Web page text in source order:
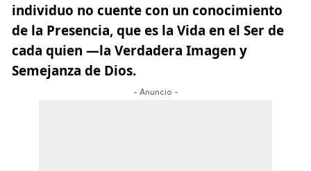
individuo no cuente con un conocimiento
de la Presencia, que es la Vida en el Ser de
cada quien —la Verdadera Imagen y
Semejanza de Dios.
- Anuncio -